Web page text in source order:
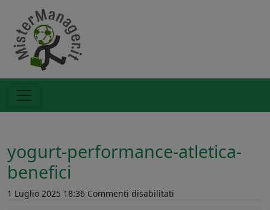
yogurt-performance-atletica-
benefici
1 Luglio 2025 18:36 Commenti disabilitati